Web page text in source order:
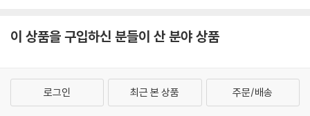
이 상품을 구입하신 분들이 산 분야 상품
로그인 최근 본 상품 주문/배송